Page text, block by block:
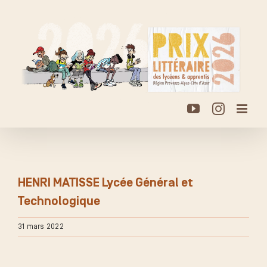
YouTube
HENRI MATISSE Lycée Général et
Technologique
31 mars 2022